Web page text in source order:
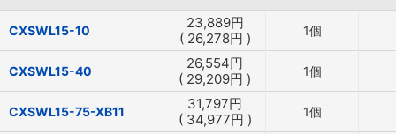
CXSWL15-10 23,889円
( 26,278円 ) 1個
CXSWL15-40 26,554円
( 29,209円 ) 1個
CXSWL15-75-XB11 31,797円
( 34,977円 ) 1個